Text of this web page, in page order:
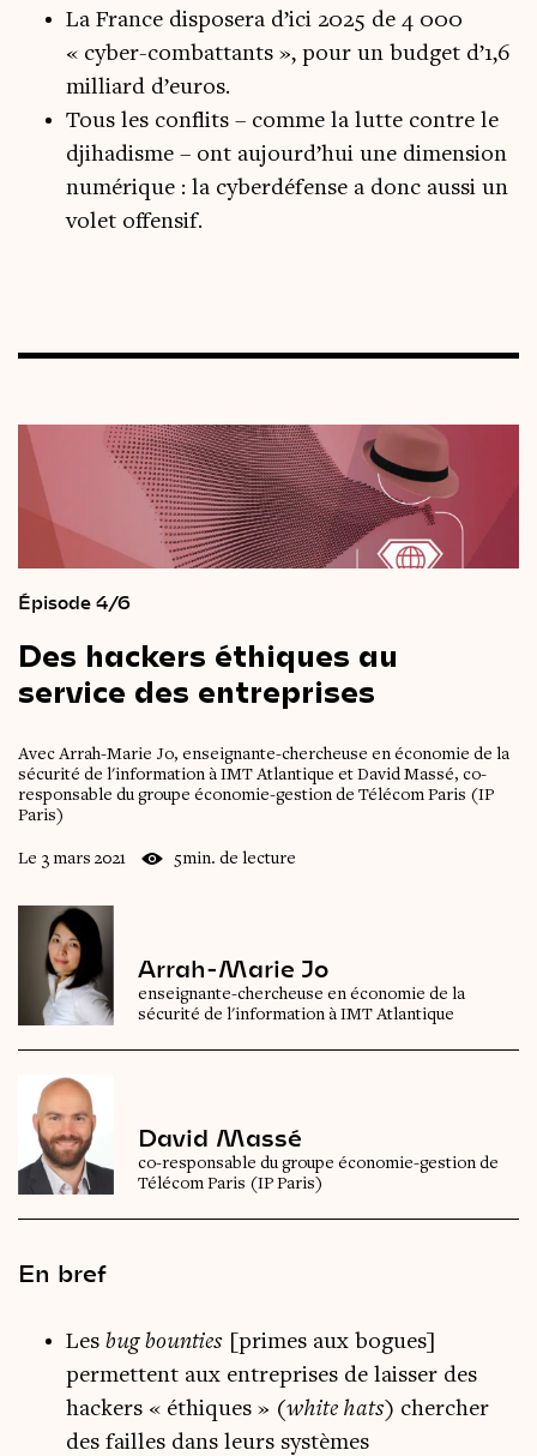
La France disposera d’ici 2025 de 4 000
« cyber-combattants », pour un budget d’1,6
milliard d’euros.
Tous les conflits – comme la lutte contre le
djihadisme – ont aujourd’hui une dimension
numérique : la cyberdéfense a donc aussi un
volet offensif.
Épisode 4/6
Des hackers éthiques au
service des entreprises
Avec Arrah-Marie Jo, enseignante-chercheuse en économie de la
sécurité de l'information à IMT Atlantique et David Massé, co-
responsable du groupe économie-gestion de Télécom Paris (IP
Paris)
Le 3 mars 2021 5min. de lecture
Arrah-Marie Jo
enseignante-chercheuse en économie de la
sécurité de l'information à IMT Atlantique
David Massé
co-responsable du groupe économie-gestion de
Télécom Paris (IP Paris)
En bref
Les bug bounties [primes aux bogues]
permettent aux entreprises de laisser des
hackers « éthiques » (white hats) chercher
des failles dans leurs systèmes